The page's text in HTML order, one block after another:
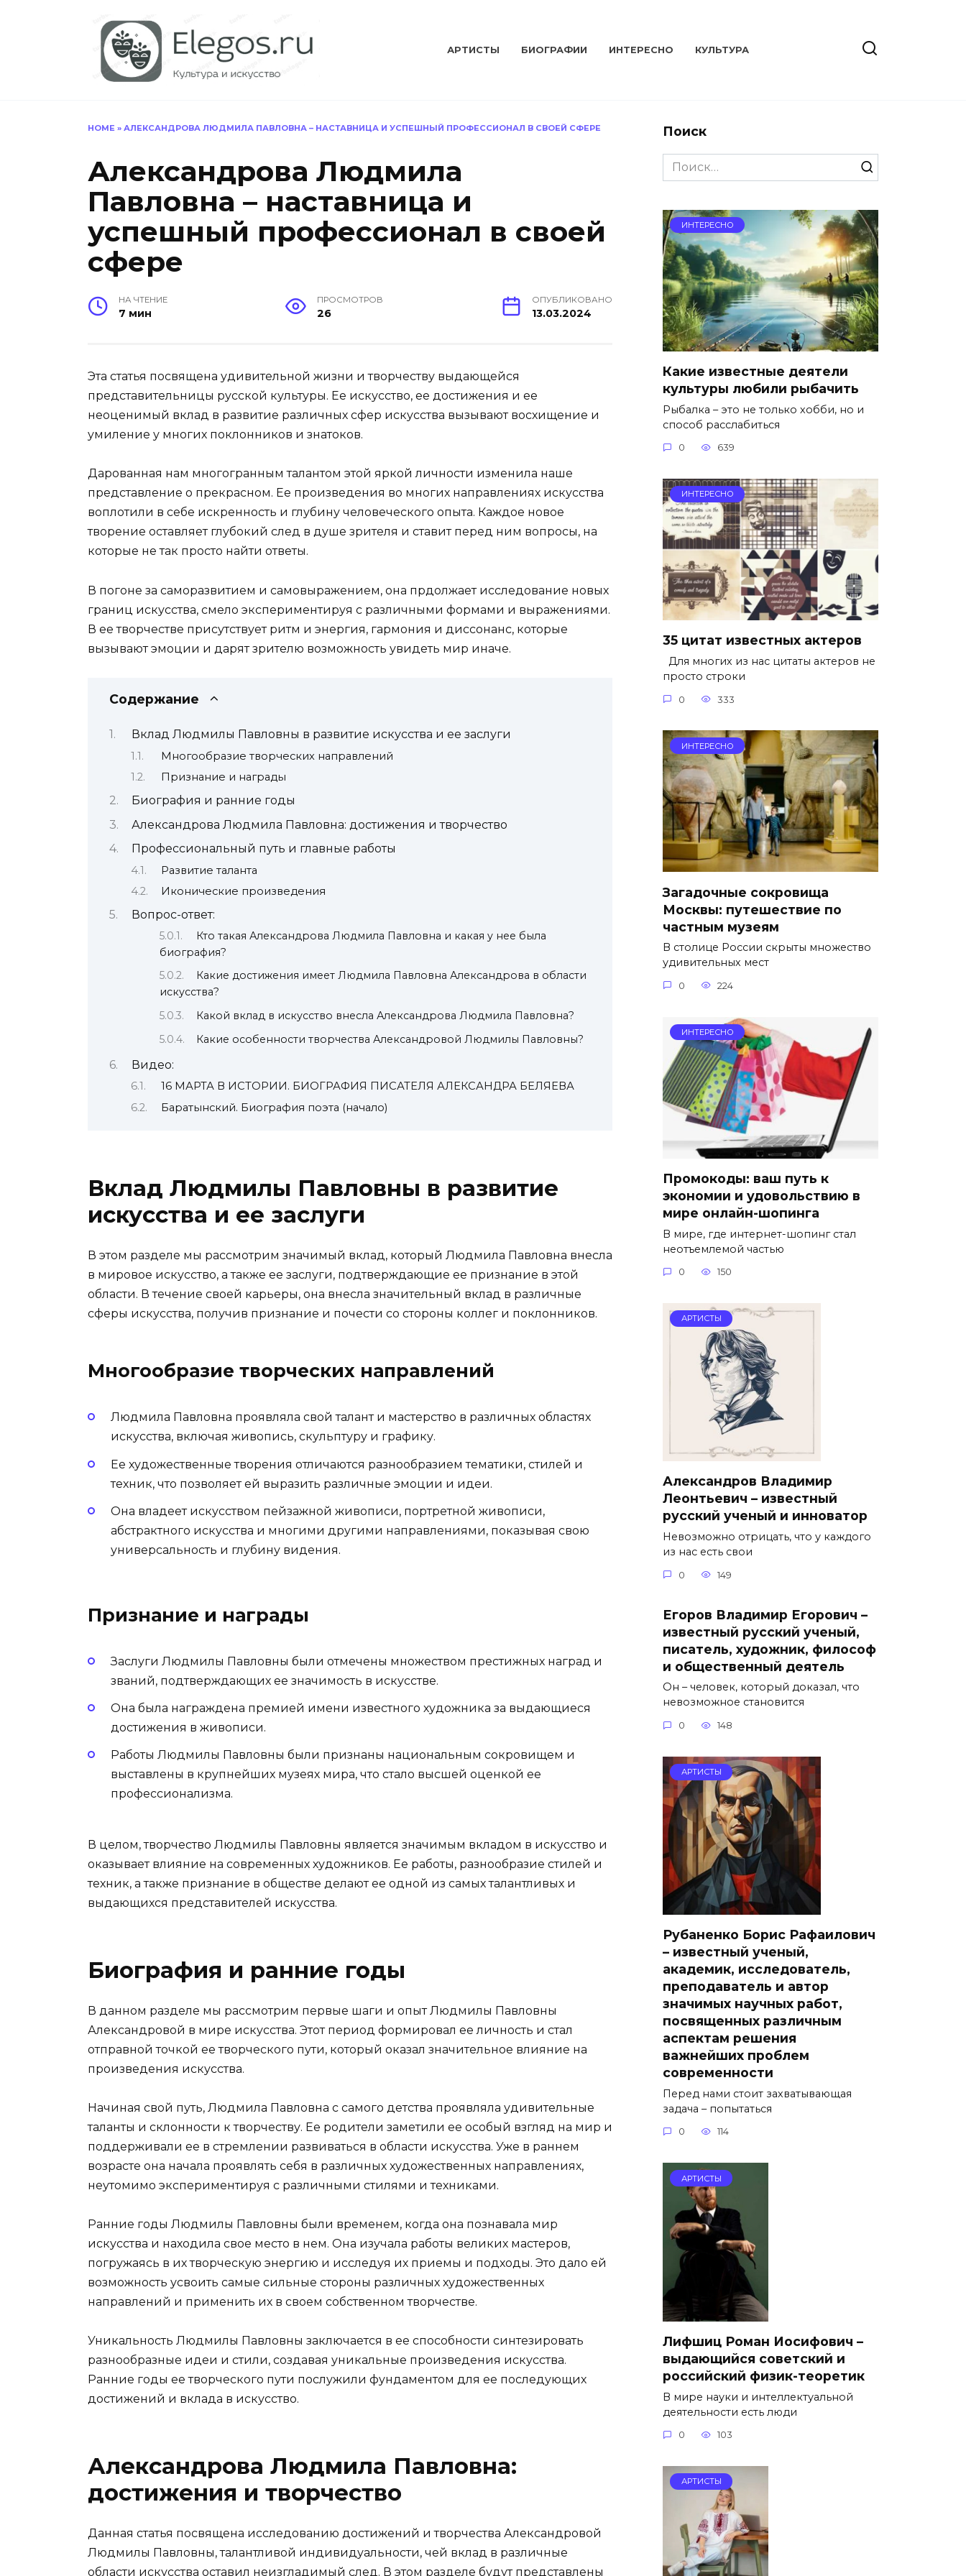
АРТИСТЫ БИОГРАФИИ ИНТЕРЕСНО КУЛЬТУРА
HOME » АЛЕКСАНДРОВА ЛЮДМИЛА ПАВЛОВНА – НАСТАВНИЦА И УСПЕШНЫЙ ПРОФЕССИОНАЛ В СВОЕЙ СФЕРЕ
Александрова Людмила
Павловна – наставница и
успешный профессионал в своей
сфере
НА ЧТЕНИЕ
7 мин
ПРОСМОТРОВ
26
ОПУБЛИКОВАНО
13.03.2024
Эта статья посвящена удивительной жизни и творчеству выдающейся
представительницы русской культуры. Ее искусство, ее достижения и ее
неоценимый вклад в развитие различных сфер искусства вызывают восхищение и
умиление у многих поклонников и знатоков.
Дарованная нам многогранным талантом этой яркой личности изменила наше
представление о прекрасном. Ее произведения во многих направлениях искусства
воплотили в себе искренность и глубину человеческого опыта. Каждое новое
творение оставляет глубокий след в душе зрителя и ставит перед ним вопросы, на
которые не так просто найти ответы.
В погоне за саморазвитием и самовыражением, она прдолжает исследование новых
границ искусства, смело экспериментируя с различными формами и выражениями.
В ее творчестве присутствует ритм и энергия, гармония и диссонанс, которые
вызывают эмоции и дарят зрителю возможность увидеть мир иначе.
Содержание
Вклад Людмилы Павловны в развитие искусства и ее заслуги
Многообразие творческих направлений
Признание и награды
Биография и ранние годы
Александрова Людмила Павловна: достижения и творчество
Профессиональный путь и главные работы
Развитие таланта
Иконические произведения
Вопрос-ответ:
Кто такая Александрова Людмила Павловна и какая у нее была
биография?
Какие достижения имеет Людмила Павловна Александрова в области
искусства?
Какой вклад в искусство внесла Александрова Людмила Павловна?
Какие особенности творчества Александровой Людмилы Павловны?
Видео:
16 МАРТА В ИСТОРИИ. БИОГРАФИЯ ПИСАТЕЛЯ АЛЕКСАНДРА БЕЛЯЕВА
Баратынский. Биография поэта (начало)
Вклад Людмилы Павловны в развитие
искусства и ее заслуги
В этом разделе мы рассмотрим значимый вклад, который Людмила Павловна внесла
в мировое искусство, а также ее заслуги, подтверждающие ее признание в этой
области. В течение своей карьеры, она внесла значительный вклад в различные
сферы искусства, получив признание и почести со стороны коллег и поклонников.
Многообразие творческих направлений
Людмила Павловна проявляла свой талант и мастерство в различных областях
искусства, включая живопись, скульптуру и графику.
Ее художественные творения отличаются разнообразием тематики, стилей и
техник, что позволяет ей выразить различные эмоции и идеи.
Она владеет искусством пейзажной живописи, портретной живописи,
абстрактного искусства и многими другими направлениями, показывая свою
универсальность и глубину видения.
Признание и награды
Заслуги Людмилы Павловны были отмечены множеством престижных наград и
званий, подтверждающих ее значимость в искусстве.
Она была награждена премией имени известного художника за выдающиеся
достижения в живописи.
Работы Людмилы Павловны были признаны национальным сокровищем и
выставлены в крупнейших музеях мира, что стало высшей оценкой ее
профессионализма.
В целом, творчество Людмилы Павловны является значимым вкладом в искусство и
оказывает влияние на современных художников. Ее работы, разнообразие стилей и
техник, а также признание в обществе делают ее одной из самых талантливых и
выдающихся представителей искусства.
Биография и ранние годы
В данном разделе мы рассмотрим первые шаги и опыт Людмилы Павловны
Александровой в мире искусства. Этот период формировал ее личность и стал
отправной точкой ее творческого пути, который оказал значительное влияние на
произведения искусства.
Начиная свой путь, Людмила Павловна с самого детства проявляла удивительные
таланты и склонности к творчеству. Ее родители заметили ее особый взгляд на мир и
поддерживали ее в стремлении развиваться в области искусства. Уже в раннем
возрасте она начала проявлять себя в различных художественных направлениях,
неутомимо экспериментируя с различными стилями и техниками.
Ранние годы Людмилы Павловны были временем, когда она познавала мир
искусства и находила свое место в нем. Она изучала работы великих мастеров,
погружаясь в их творческую энергию и исследуя их приемы и подходы. Это дало ей
возможность усвоить самые сильные стороны различных художественных
направлений и применить их в своем собственном творчестве.
Уникальность Людмилы Павловны заключается в ее способности синтезировать
разнообразные идеи и стили, создавая уникальные произведения искусства.
Ранние годы ее творческого пути послужили фундаментом для ее последующих
достижений и вклада в искусство.
Александрова Людмила Павловна:
достижения и творчество
Данная статья посвящена исследованию достижений и творчества Александровой
Людмилы Павловны, талантливой индивидуальности, чей вклад в различные
области искусства оставил неизгладимый след. В этом разделе будут представлены
Поиск
Search
for:
ИНТЕРЕСНО
Какие известные деятели
культуры любили рыбачить
Рыбалка – это не только хобби, но и
способ расслабиться
0 639
ИНТЕРЕСНО
35 цитат известных актеров
Для многих из нас цитаты актеров не
просто строки
0 333
ИНТЕРЕСНО
Загадочные сокровища
Москвы: путешествие по
частным музеям
В столице России скрыты множество
удивительных мест
0 224
ИНТЕРЕСНО
Промокоды: ваш путь к
экономии и удовольствию в
мире онлайн-шопинга
В мире, где интернет-шопинг стал
неотъемлемой частью
0 150
АРТИСТЫ
Александров Владимир
Леонтьевич – известный
русский ученый и инноватор
Невозможно отрицать, что у каждого
из нас есть свои
0 149
Егоров Владимир Егорович –
известный русский ученый,
писатель, художник, философ
и общественный деятель
Он – человек, который доказал, что
невозможное становится
0 148
АРТИСТЫ
Рубаненко Борис Рафаилович
– известный ученый,
академик, исследователь,
преподаватель и автор
значимых научных работ,
посвященных различным
аспектам решения
важнейших проблем
современности
Перед нами стоит захватывающая
задача – попытаться
0 114
АРТИСТЫ
Лифшиц Роман Иосифович –
выдающийся советский и
российский физик-теоретик
В мире науки и интеллектуальной
деятельности есть люди
0 103
АРТИСТЫ